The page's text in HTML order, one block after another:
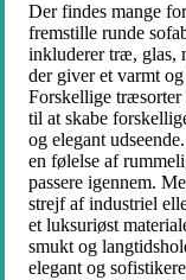
Der findes mange
fremstille runde
inkluderer træ, glas,
der giver et varmt
Forskellige træsorter
til at skabe
og elegant
en følelse af
passere igennem.
strejf af industriel
et luksuriøst
smukt og
elegant og